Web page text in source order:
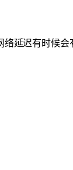
延迟有时候会